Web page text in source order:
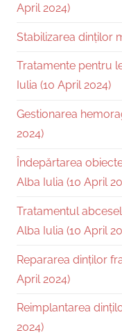
April 2024)
Stabilizarea dinților
Tratamente pentru
Iulia (10 April 2024)
Gestionarea
2024)
Îndepărtarea
Alba Iulia (10 April
Tratamentul
Alba Iulia (10 April
Repararea dinților
April 2024)
Reimplantarea
2024)